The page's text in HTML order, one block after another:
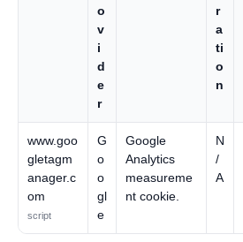
o
v
i
d
e
r
r
a
ti
o
n
www.goo
gletagm
anager.c
om
script
G
o
o
gl
e
Google
Analytics
measureme
nt cookie.
N
/
A